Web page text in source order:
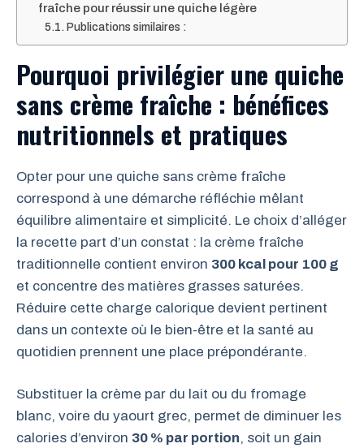
fraîche pour réussir une quiche légère
Publications similaires :
Pourquoi privilégier une quiche
sans crème fraîche : bénéfices
nutritionnels et pratiques
Opter pour une quiche sans crème fraîche
correspond à une démarche réfléchie mêlant
équilibre alimentaire et simplicité. Le choix d’alléger
la recette part d’un constat : la crème fraîche
traditionnelle contient environ 300 kcal pour 100 g
et concentre des matières grasses saturées.
Réduire cette charge calorique devient pertinent
dans un contexte où le bien-être et la santé au
quotidien prennent une place prépondérante.
Substituer la crème par du lait ou du fromage
blanc, voire du yaourt grec, permet de diminuer les
calories d’environ 30 % par portion, soit un gain